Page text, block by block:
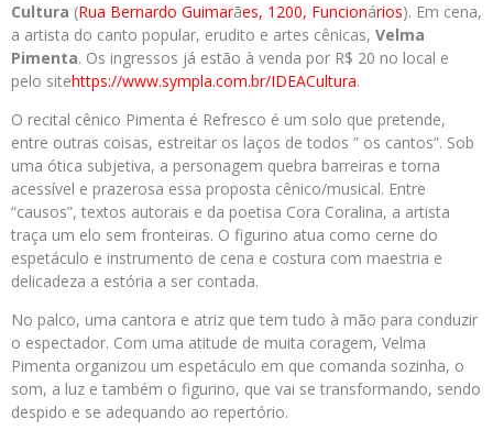
Cultura (Rua Bernardo Guimarães, 1200, Funcionários). Em cena,
a artista do canto popular, erudito e artes cênicas, Velma
Pimenta. Os ingressos já estão à venda por R$ 20 no local e
pelo sitehttps://www.sympla.com.br/IDEACultura.
O recital cênico Pimenta é Refresco é um solo que pretende,
entre outras coisas, estreitar os laços de todos ” os cantos”. Sob
uma ótica subjetiva, a personagem quebra barreiras e torna
acessível e prazerosa essa proposta cênico/musical. Entre
“causos”, textos autorais e da poetisa Cora Coralina, a artista
traça um elo sem fronteiras. O figurino atua como cerne do
espetáculo e instrumento de cena e costura com maestria e
delicadeza a estória a ser contada.
No palco, uma cantora e atriz que tem tudo à mão para conduzir
o espectador. Com uma atitude de muita coragem, Velma
Pimenta organizou um espetáculo em que comanda sozinha, o
som, a luz e também o figurino, que vai se transformando, sendo
despido e se adequando ao repertório.